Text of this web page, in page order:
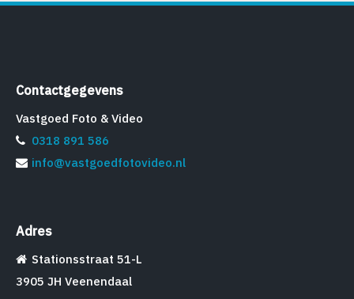
Contactgegevens
Vastgoed Foto & Video
0318 891 586
info@vastgoedfotovideo.nl
Adres
Stationsstraat 51-L
3905 JH Veenendaal